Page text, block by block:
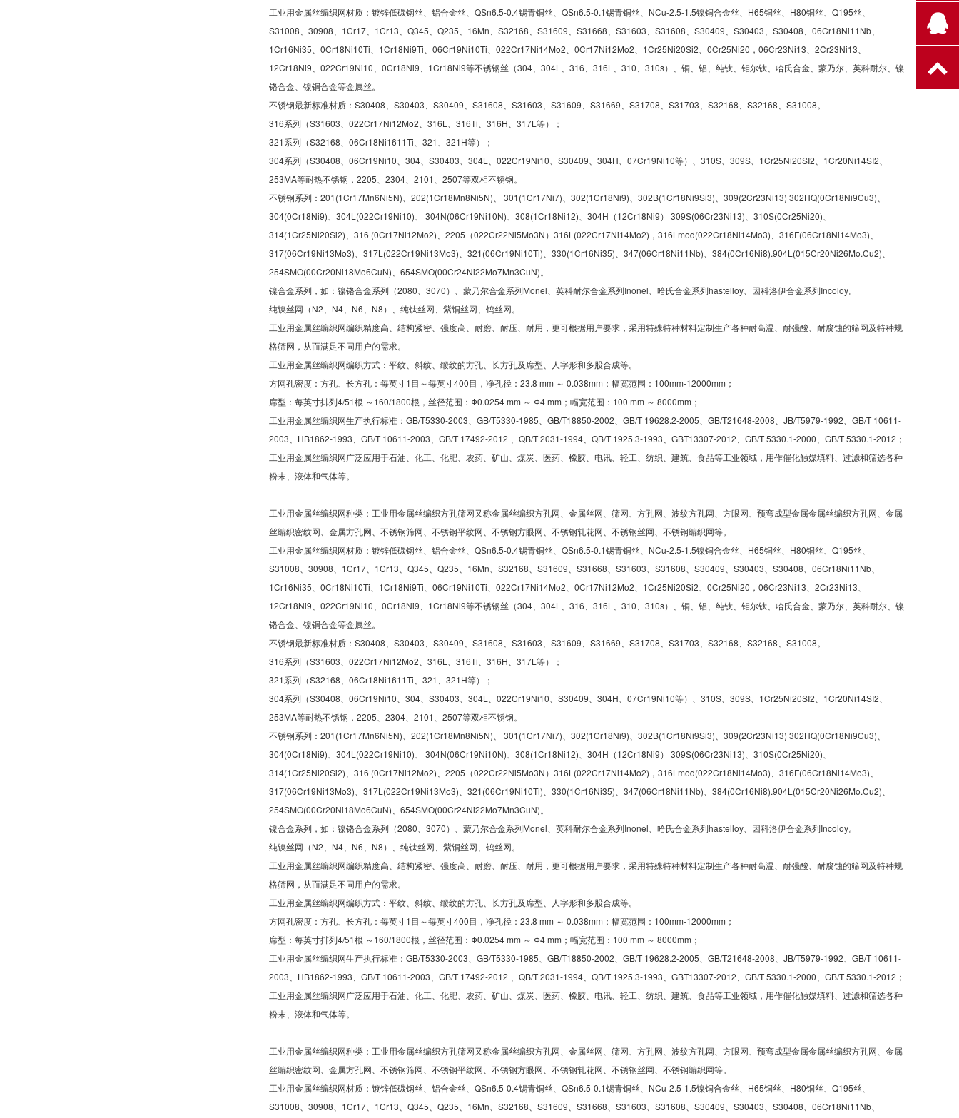
工业用金属丝编织网材质：镀锌低碳钢丝、铝合金丝、QSn6.5-0.4锡青铜丝、QSn6.5-0.1锡青铜丝、NCu-2.5-1.5镍铜合金丝、H65铜丝、H80铜丝、Q195丝、
S31008、30908、1Cr17、1Cr13、Q345、Q235、16Mn、S32168、S31609、S31668、S31603、S31608、S30409、S30403、S30408、06Cr18Ni11Nb、
1Cr16Ni35、0Cr18Ni10Ti、1Cr18Ni9Ti、06Cr19Ni10Ti、022Cr17Ni14Mo2、0Cr17Ni12Mo2、1Cr25Ni20Si2、0Cr25Ni20，06Cr23Ni13、2Cr23Ni13、
12Cr18Ni9、022Cr19Ni10、0Cr18Ni9、1Cr18Ni9等不锈钢丝（304、304L、316、316L、310、310s）、铜、铝、纯钛、钼尔钛、哈氏合金、蒙乃尔、英科耐尔、镍
铬合金、镍铜合金等金属丝。
不锈钢最新标准材质：S30408、S30403、S30409、S31608、S31603、S31609、S31669、S31708、S31703、S32168、S32168、S31008。
316系列（S31603、022Cr17Ni12Mo2、316L、316Ti、316H、317L等）；
321系列（S32168、06Cr18Ni1611Ti、321、321H等）；
304系列（S30408、06Cr19Ni10、304、S30403、304L、022Cr19Ni10、S30409、304H、07Cr19Ni10等）、310S、309S、1Cr25Ni20SI2、1Cr20Ni14SI2、
253MA等耐热不锈钢，2205、2304、2101、2507等双相不锈钢。
不锈钢系列：201(1Cr17Mn6Ni5N)、202(1Cr18Mn8Ni5N)、 301(1Cr17Ni7)、302(1Cr18Ni9)、302B(1Cr18Ni9Si3)、309(2Cr23Ni13) 302HQ(0Cr18Ni9Cu3)、
304(0Cr18Ni9)、304L(022Cr19Ni10)、 304N(06Cr19Ni10N)、308(1Cr18Ni12)、304H（12Cr18Ni9） 309S(06Cr23Ni13)、310S(0Cr25Ni20)、
314(1Cr25Ni20Si2)、316 (0Cr17Ni12Mo2)、2205（022Cr22Ni5Mo3N）316L(022Cr17Ni14Mo2)，316Lmod(022Cr18Ni14Mo3)、316F(06Cr18Ni14Mo3)、
317(06Cr19Ni13Mo3)、317L(022Cr19Ni13Mo3)、321(06Cr19Ni10Ti)、330(1Cr16Ni35)、347(06Cr18Ni11Nb)、384(0Cr16Ni8).904L(015Cr20Ni26Mo.Cu2)、
254SMO(00Cr20Ni18Mo6CuN)、654SMO(00Cr24Ni22Mo7Mn3CuN)。
镍合金系列，如：镍铬合金系列（2080、3070）、蒙乃尔合金系列Monel、英科耐尔合金系列Inonel、哈氏合金系列hastelloy、因科洛伊合金系列Incoloy。
纯镍丝网（N2、N4、N6、N8）、纯钛丝网、紫铜丝网、钨丝网。
工业用金属丝编织网编织精度高、结构紧密、强度高、耐磨、耐压、耐用，更可根据用户要求，采用特殊特种材料定制生产各种耐高温、耐强酸、耐腐蚀的筛网及特种规
格筛网，从而满足不同用户的需求。
工业用金属丝编织网编织方式：平纹、斜纹、缎纹的方孔、长方孔及席型、人字形和多股合成等。
方网孔密度：方孔、长方孔：每英寸1目～每英寸400目，净孔径：23.8 mm ～ 0.038mm；幅宽范围：100mm-12000mm；
席型：每英寸排列4/51根 ～160/1800根，丝径范围：Φ0.0254 mm ～ Φ4 mm；幅宽范围：100 mm ～ 8000mm；
工业用金属丝编织网生产执行标准：GB/T5330-2003、GB/T5330-1985、GB/T18850-2002、GB/T 19628.2-2005、GB/T21648-2008、JB/T5979-1992、GB/T 10611-
2003、HB1862-1993、GB/T 10611-2003、GB/T 17492-2012 、QB/T 2031-1994、QB/T 1925.3-1993、GBT13307-2012、GB/T 5330.1-2000、GB/T 5330.1-2012；
工业用金属丝编织网广泛应用于石油、化工、化肥、农药、矿山、煤炭、医药、橡胶、电讯、轻工、纺织、建筑、食品等工业领域，用作催化触媒填料、过滤和筛选各种
粉末、液体和气体等。
工业用金属丝编织网种类：工业用金属丝编织方孔筛网又称金属丝编织方孔网、金属丝网、筛网、方孔网、波纹方孔网、方眼网、预弯成型金属金属丝编织方孔网、金属
丝编织密纹网、金属方孔网、不锈钢筛网、不锈钢平纹网、不锈钢方眼网、不锈钢轧花网、不锈钢丝网、不锈钢编织网等。
工业用金属丝编织网材质：镀锌低碳钢丝、铝合金丝、QSn6.5-0.4锡青铜丝、QSn6.5-0.1锡青铜丝、NCu-2.5-1.5镍铜合金丝、H65铜丝、H80铜丝、Q195丝、
S31008、30908、1Cr17、1Cr13、Q345、Q235、16Mn、S32168、S31609、S31668、S31603、S31608、S30409、S30403、S30408、06Cr18Ni11Nb、
1Cr16Ni35、0Cr18Ni10Ti、1Cr18Ni9Ti、06Cr19Ni10Ti、022Cr17Ni14Mo2、0Cr17Ni12Mo2、1Cr25Ni20Si2、0Cr25Ni20，06Cr23Ni13、2Cr23Ni13、
12Cr18Ni9、022Cr19Ni10、0Cr18Ni9、1Cr18Ni9等不锈钢丝（304、304L、316、316L、310、310s）、铜、铝、纯钛、钼尔钛、哈氏合金、蒙乃尔、英科耐尔、镍
铬合金、镍铜合金等金属丝。
不锈钢最新标准材质：S30408、S30403、S30409、S31608、S31603、S31609、S31669、S31708、S31703、S32168、S32168、S31008。
316系列（S31603、022Cr17Ni12Mo2、316L、316Ti、316H、317L等）；
321系列（S32168、06Cr18Ni1611Ti、321、321H等）；
304系列（S30408、06Cr19Ni10、304、S30403、304L、022Cr19Ni10、S30409、304H、07Cr19Ni10等）、310S、309S、1Cr25Ni20SI2、1Cr20Ni14SI2、
253MA等耐热不锈钢，2205、2304、2101、2507等双相不锈钢。
不锈钢系列：201(1Cr17Mn6Ni5N)、202(1Cr18Mn8Ni5N)、 301(1Cr17Ni7)、302(1Cr18Ni9)、302B(1Cr18Ni9Si3)、309(2Cr23Ni13) 302HQ(0Cr18Ni9Cu3)、
304(0Cr18Ni9)、304L(022Cr19Ni10)、 304N(06Cr19Ni10N)、308(1Cr18Ni12)、304H（12Cr18Ni9） 309S(06Cr23Ni13)、310S(0Cr25Ni20)、
314(1Cr25Ni20Si2)、316 (0Cr17Ni12Mo2)、2205（022Cr22Ni5Mo3N）316L(022Cr17Ni14Mo2)，316Lmod(022Cr18Ni14Mo3)、316F(06Cr18Ni14Mo3)、
317(06Cr19Ni13Mo3)、317L(022Cr19Ni13Mo3)、321(06Cr19Ni10Ti)、330(1Cr16Ni35)、347(06Cr18Ni11Nb)、384(0Cr16Ni8).904L(015Cr20Ni26Mo.Cu2)、
254SMO(00Cr20Ni18Mo6CuN)、654SMO(00Cr24Ni22Mo7Mn3CuN)。
镍合金系列，如：镍铬合金系列（2080、3070）、蒙乃尔合金系列Monel、英科耐尔合金系列Inonel、哈氏合金系列hastelloy、因科洛伊合金系列Incoloy。
纯镍丝网（N2、N4、N6、N8）、纯钛丝网、紫铜丝网、钨丝网。
工业用金属丝编织网编织精度高、结构紧密、强度高、耐磨、耐压、耐用，更可根据用户要求，采用特殊特种材料定制生产各种耐高温、耐强酸、耐腐蚀的筛网及特种规
格筛网，从而满足不同用户的需求。
工业用金属丝编织网编织方式：平纹、斜纹、缎纹的方孔、长方孔及席型、人字形和多股合成等。
方网孔密度：方孔、长方孔：每英寸1目～每英寸400目，净孔径：23.8 mm ～ 0.038mm；幅宽范围：100mm-12000mm；
席型：每英寸排列4/51根 ～160/1800根，丝径范围：Φ0.0254 mm ～ Φ4 mm；幅宽范围：100 mm ～ 8000mm；
工业用金属丝编织网生产执行标准：GB/T5330-2003、GB/T5330-1985、GB/T18850-2002、GB/T 19628.2-2005、GB/T21648-2008、JB/T5979-1992、GB/T 10611-
2003、HB1862-1993、GB/T 10611-2003、GB/T 17492-2012 、QB/T 2031-1994、QB/T 1925.3-1993、GBT13307-2012、GB/T 5330.1-2000、GB/T 5330.1-2012；
工业用金属丝编织网广泛应用于石油、化工、化肥、农药、矿山、煤炭、医药、橡胶、电讯、轻工、纺织、建筑、食品等工业领域，用作催化触媒填料、过滤和筛选各种
粉末、液体和气体等。
工业用金属丝编织网种类：工业用金属丝编织方孔筛网又称金属丝编织方孔网、金属丝网、筛网、方孔网、波纹方孔网、方眼网、预弯成型金属金属丝编织方孔网、金属
丝编织密纹网、金属方孔网、不锈钢筛网、不锈钢平纹网、不锈钢方眼网、不锈钢轧花网、不锈钢丝网、不锈钢编织网等。
工业用金属丝编织网材质：镀锌低碳钢丝、铝合金丝、QSn6.5-0.4锡青铜丝、QSn6.5-0.1锡青铜丝、NCu-2.5-1.5镍铜合金丝、H65铜丝、H80铜丝、Q195丝、
S31008、30908、1Cr17、1Cr13、Q345、Q235、16Mn、S32168、S31609、S31668、S31603、S31608、S30409、S30403、S30408、06Cr18Ni11Nb、